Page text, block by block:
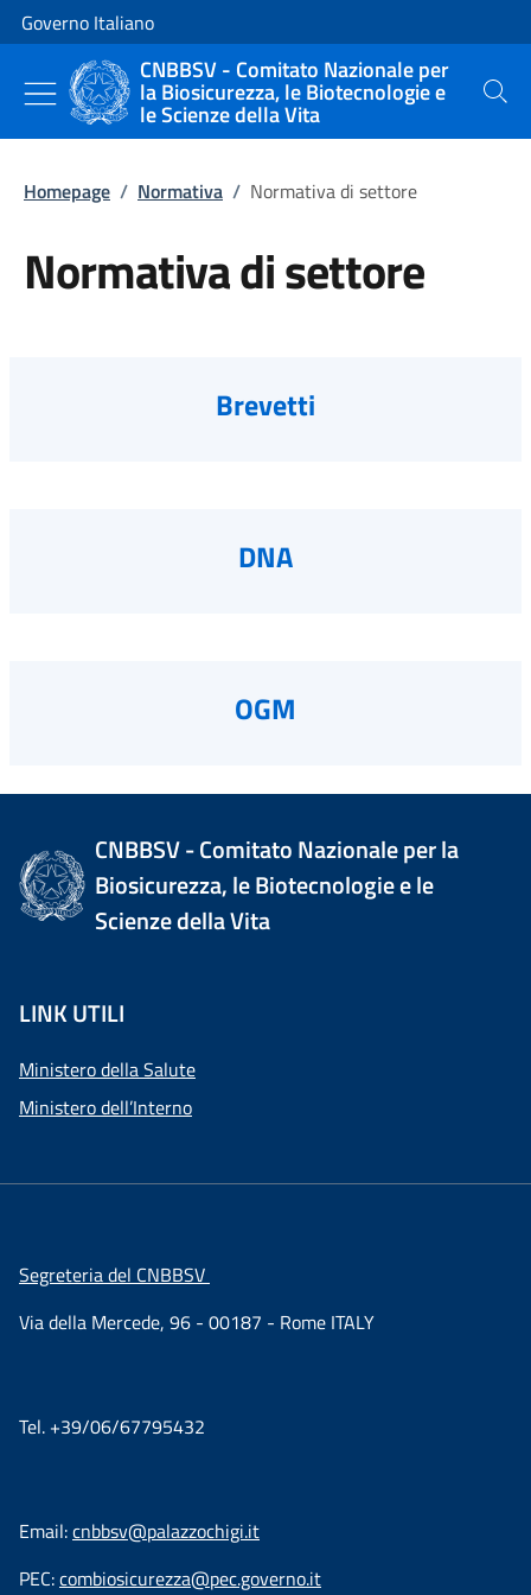
Vai al contenuto
Vai alla navigazione del sito
Governo Italiano
CNBBSV - Comitato Nazionale per
la Biosicurezza, le Biotecnologie e
le Scienze della Vita Cerca
Homepage / Normativa / Normativa di settore
Normativa di settore
Brevetti
DNA
OGM
CNBBSV - Comitato Nazionale per la
Biosicurezza, le Biotecnologie e le
Scienze della Vita
LINK UTILI
Ministero della Salute
Ministero dell’Interno
Segreteria del CNBBSV
Via della Mercede, 96 - 00187 - Rome ITALY
Tel. +39/06/67795432
Email:cnbbsv@palazzochigi.it
PEC:combiosicurezza@pec.governo.it